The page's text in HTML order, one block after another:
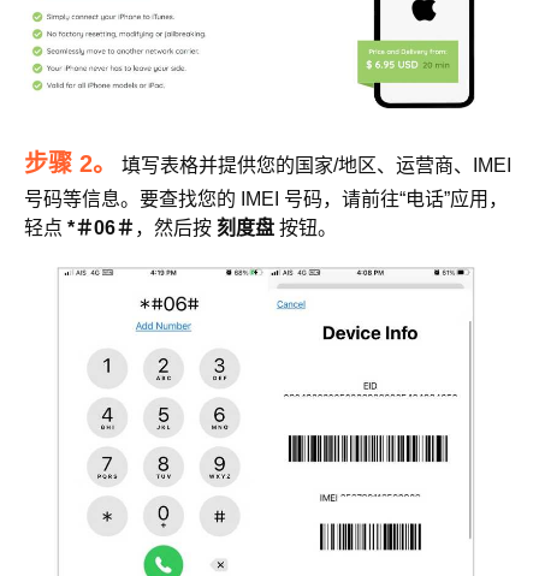
步骤 2。
填写表格并提供您的国家/地区、运营商、IMEI
号码等信息。要查找您的 IMEI 号码，请前往“电话”应用，
轻点 *＃06＃ ，然后按 刻度盘 按钮。